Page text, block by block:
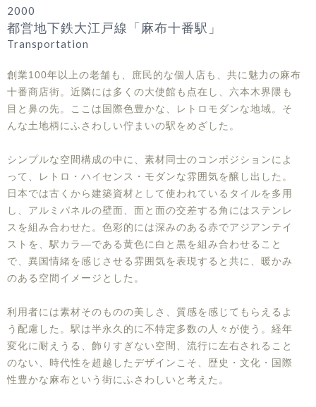
2000
都営地下鉄大江戸線「麻布十番駅」
Transportation
創業100年以上の老舗も、庶民的な個人店も、共に魅力の麻布
十番商店街。近隣には多くの大使館も点在し、六本木界隈も
目と鼻の先。ここは国際色豊かな、レトロモダンな地域。そ
んな土地柄にふさわしい佇まいの駅をめざした。
シンプルな空間構成の中に、素材同士のコンポジションによ
って、レトロ・ハイセンス・モダンな雰囲気を醸し出した。
日本では古くから建築資材として使われているタイルを多用
し、アルミパネルの壁面、面と面の交差する角にはステンレ
スを組み合わせた。色彩的には深みのある赤でアジアンテイ
ストを、駅カラ―である黄色に白と黒を組み合わせること
で、異国情緒を感じさせる雰囲気を表現すると共に、暖かみ
のある空間イメージとした。
利用者には素材そのものの美しさ、質感を感じてもらえるよ
う配慮した。駅は半永久的に不特定多数の人々が使う。経年
変化に耐えうる、飾りすぎない空間、流行に左右されること
のない、時代性を超越したデザインこそ、歴史・文化・国際
性豊かな麻布という街にふさわしいと考えた。